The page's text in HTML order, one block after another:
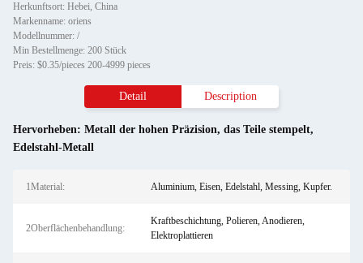
Herkunftsort: Hebei, China
Markenname: oriens
Modellnummer: /
Min Bestellmenge: 200 Stück
Preis: $0.35/pieces 200-4999 pieces
Detail Description
Hervorheben: Metall der hohen Präzision, das Teile stempelt,
Edelstahl-Metall
1Material: Aluminium, Eisen, Edelstahl, Messing, Kupfer.
2Oberflächenbehandlung:
Kraftbeschichtung, Polieren, Anodieren,
Elektroplattieren